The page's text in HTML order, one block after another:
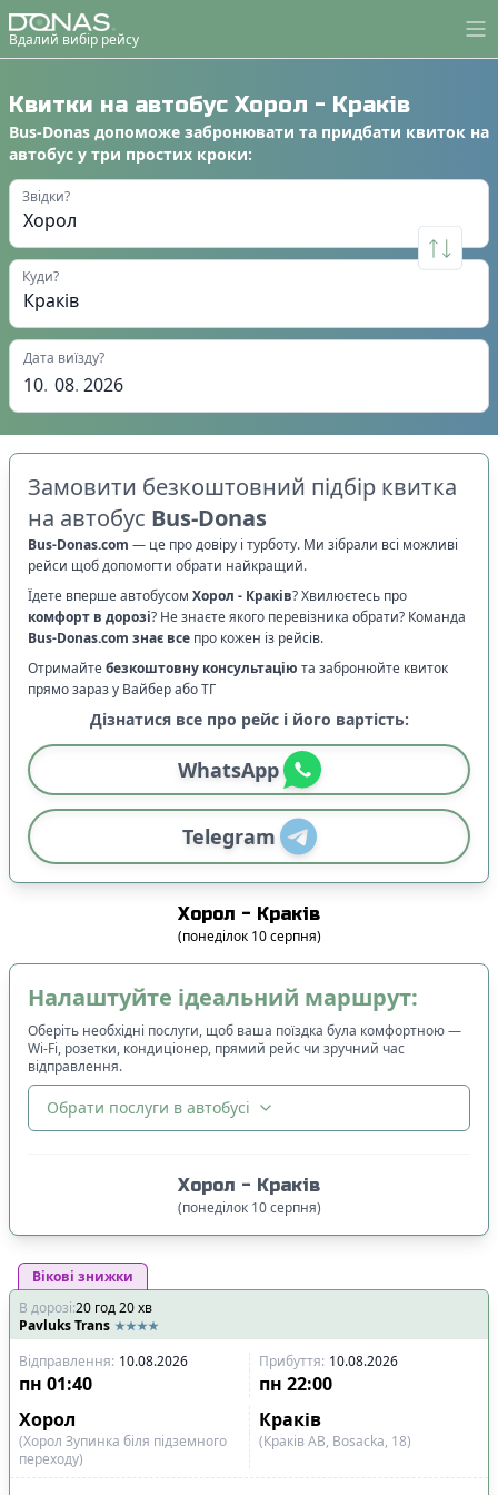
Вдалий вибір рейсу
Квитки на автобус Хорол - Краків
Bus-Donas допоможе забронювати та придбати квиток на
автобус у три простих кроки:
Звідки?
Куди?
Дата виїзду?
10. 08. 2026
Замовити безкоштовний підбір квитка
на автобус Bus-Donas
Bus-Donas.com — це про довіру і турботу. Ми зібрали всі можливі
рейси щоб допомогти обрати найкращий.
Їдете вперше автобусом Хорол - Краків? Хвилюєтесь про
комфорт в дорозі? Не знаєте якого перевізника обрати? Команда
Bus-Donas.com знає все про кожен із рейсів.
Отримайтебезкоштовну консультацію та забронюйте квиток
прямо зараз у Вайбер або ТГ
Дізнатися все про рейс і його вартість:
WhatsApp
Telegram
Хорол - Краків
(понеділок 10 серпня)
Налаштуйте ідеальний маршрут:
Оберіть необхідні послуги, щоб ваша поїздка була комфортною —
Wi-Fi, розетки, кондиціонер, прямий рейс чи зручний час
відправлення.
Обрати послуги в автобусі
Спочатку дешевші
Час відправлення
Спочатку ранні
Спочатку вечірні
Час прибуття
Спочатку вечірні
Тривалість подорожі:
Хорол - Краків
(понеділок 10 серпня)
Вікові знижки
В дорозі:20 год20хв
Pavluks Trans
Відправлення: 10.08.2026 Прибуття: 10.08.2026
пн 01:40 пн 22:00
Хорол
Краків
(Хорол Зупинка біля підземного
переходу)
(Краків АВ, Bosacka, 18)